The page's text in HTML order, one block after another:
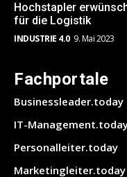
Hochstapler
für die Logistik
INDUSTRIE 4.0 9. Mai 2023
Fachportale
Businessleader.today
IT-
Personalleiter.today
Marketingleiter.today